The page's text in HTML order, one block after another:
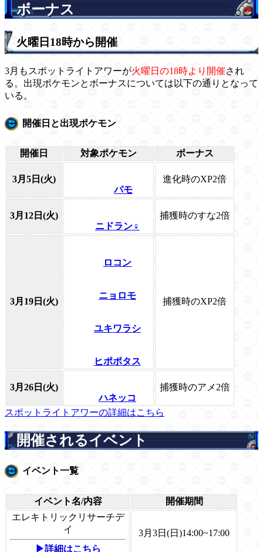
ボーナス
火曜日18時から開催
3月もスポットライトアワーが火曜日の18時より開催され
る。出現ポケモンとボーナスについては以下の通りとなって
いる。
開催日と出現ポケモン
開催日 対象ポケモン ボーナス
3月5日(火)
パモ
進化時のXP2倍
3月12日(火)
ニドラン♀
捕獲時のすな2倍
3月19日(火)
ロコン
ニョロモ
ユキワラシ
ヒポポタス
捕獲時のXP2倍
3月26日(火)
ハネッコ
捕獲時のアメ2倍
スポットライトアワーの詳細はこちら
開催されるイベント
イベント一覧
イベント名/内容
開催期間
エレキトリックリサーチデ
イ
▶詳細はこちら
3月3日(日)14:00~17:00